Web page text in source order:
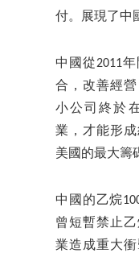
付。展現了中
中國從2011
合，改善經
小公司終於
業，才能形
美國的最大籌
中國的乙烷
曾短暫禁止
業造成重大